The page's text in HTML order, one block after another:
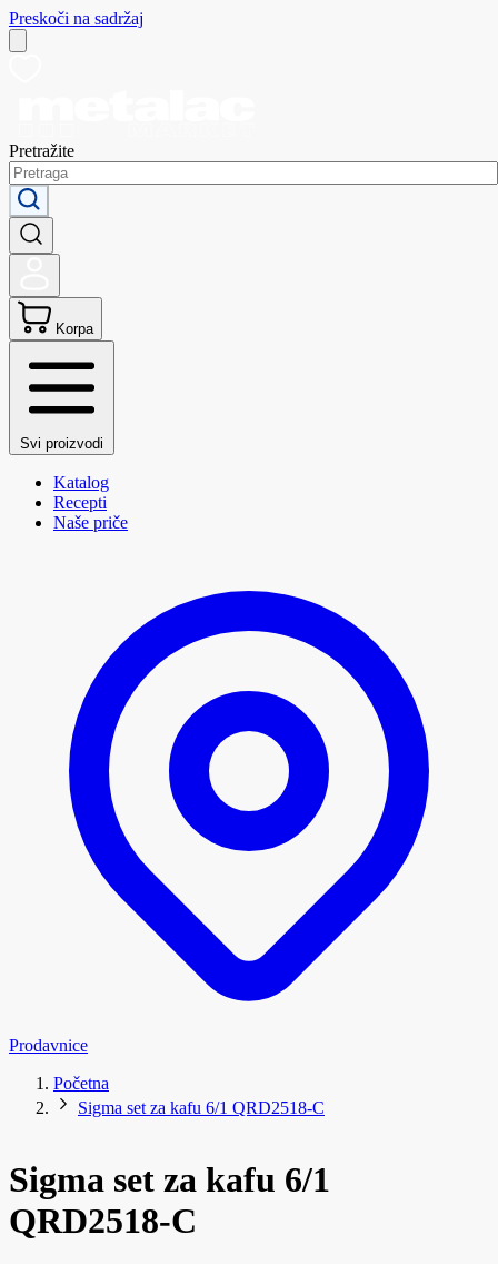
Preskoči na sadržaj
Pretražite
Korpa
Svi proizvodi
Katalog
Recepti
Naše priče
Prodavnice
Početna
Sigma set za kafu 6/1 QRD2518-C
Sigma set za kafu 6/1
QRD2518-C